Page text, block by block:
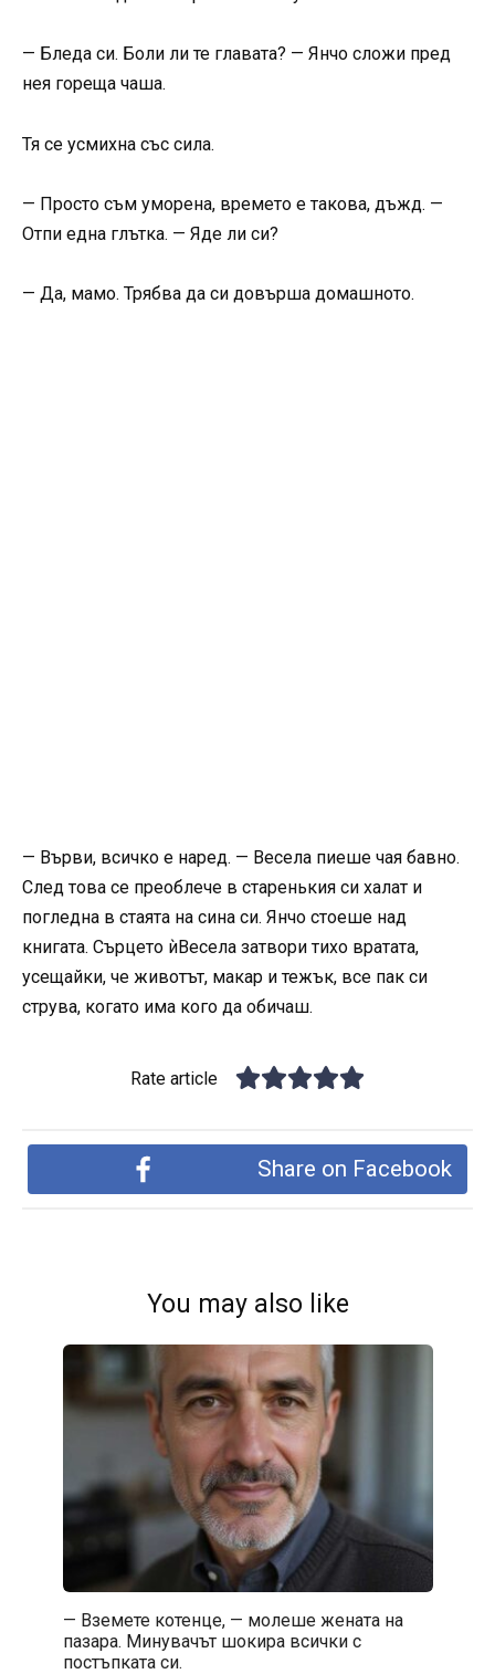
— Бледа си. Боли ли те главата? — Янчо сложи пред
нея гореща чаша.
Тя се усмихна със сила.
— Просто съм уморена, времето е такова, дъжд. —
Отпи една глътка. — Яде ли си?
— Да, мамо. Трябва да си довърша домашното.
— Върви, всичко е наред. — Весела пиеше чая бавно.
След това се преоблече в старенькия си халат и
погледна в стаята на сина си. Янчо стоеше над
книгата. Сърцето ѝВесела затвори тихо вратата,
усещайки, че животът, макар и тежък, все пак си
струва, когато има кого да обичаш.
Rate article
Share on Facebook
You may also like
— Вземете котенце, — молеше жената на
пазара. Минувачът шокира всички с
постъпката си.